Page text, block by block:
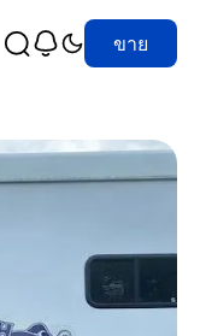
ขาย